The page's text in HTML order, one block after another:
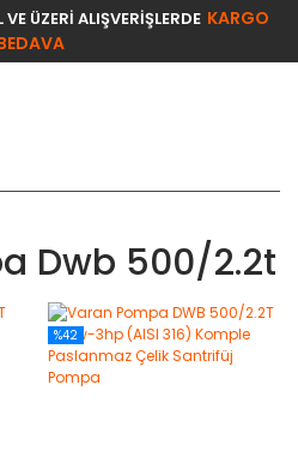
ÜZERİ ALIŞVERİŞLERDE KARGO
Dwb 500/2.2t
%42